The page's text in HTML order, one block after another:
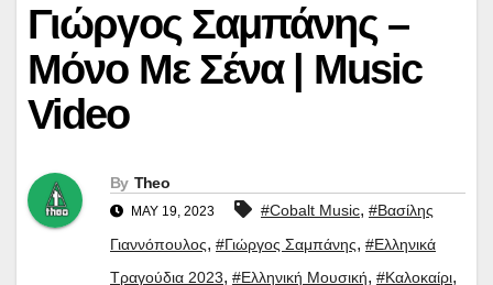
Γιώργος Σαμπάνης –
Μόνο Με Σένα | Music
Video
By Theo
MAY 19, 2023 #Cobalt Music, #Βασίλης
Γιαννόπουλος, #Γιώργος Σαμπάνης, #Ελληνικά
Τραγούδια 2023, #Ελληνική Μουσική, #Καλοκαίρι,